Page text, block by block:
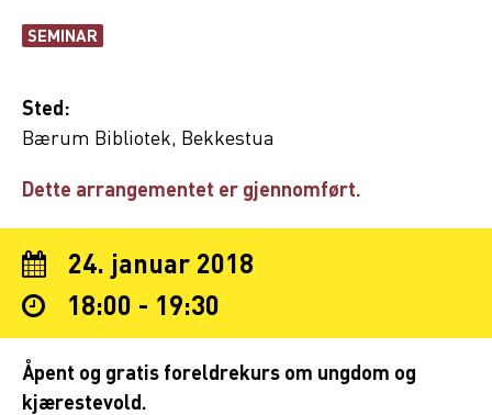
SEMINAR
Sted:
Bærum Bibliotek, Bekkestua
Dette arrangementet er gjennomført.
24. januar 2018
18:00 - 19:30
Åpent og gratis foreldrekurs om ungdom og
kjærestevold.